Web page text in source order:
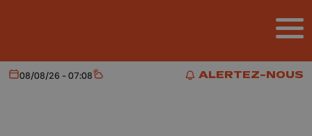
ALERTEZ-NOUS
ALERTEZ-NOUS
Aujourd'hui
08/08/26 - 07:08 Météo